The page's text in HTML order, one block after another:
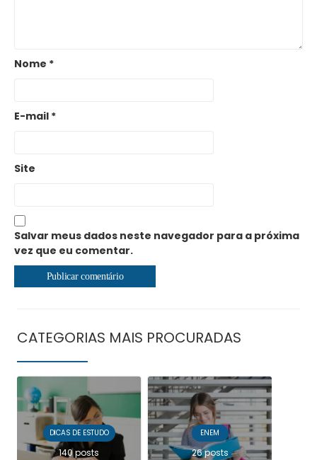
Nome *
E-mail *
Site
Salvar meus dados neste navegador para a próxima
vez que eu comentar.
CATEGORIAS MAIS PROCURADAS
DICAS DE ESTUDO
140 posts
ENEM
26 posts